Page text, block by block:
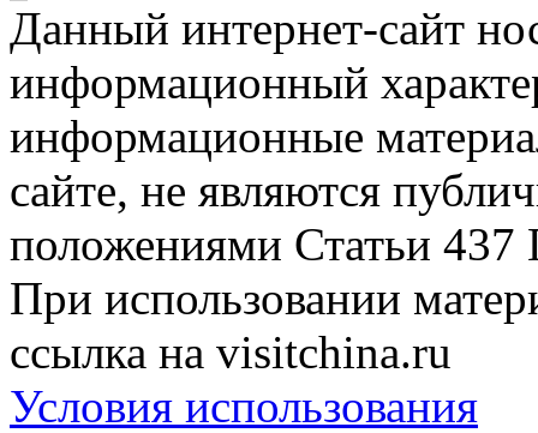
Данный интернет-сайт
информационный
информационные
сайте, не являются
положениями Статьи 437
При использовании
ссылка на visitchina.ru
Условия использования